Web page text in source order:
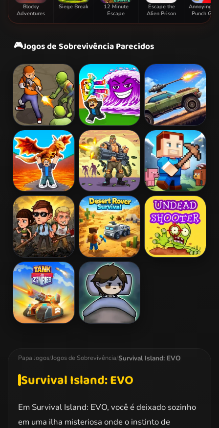
Blocky
Adventures
Siege Break
12 Minute
Escape
Escape the
Alien Prison
Annoying
Punch
🎮Jogos de Sobrevivência Parecidos
Zombie
Survival
Tsunami
Brainrots
Online
Cars with Guns:
Wasteland
Showdown
Brainrots Lava
Survive Online
Zombie Hunter
Survival
Terra Craft
World
Live 100 Days Desert Rover
Surviva
Papa Jogos/Jogos de Sobrevivência/Survival Island: EVO
Survival Island: EVO
Em Survival Island: EVO, você é deixado sozinho
em uma ilha misteriosa onde o instinto de